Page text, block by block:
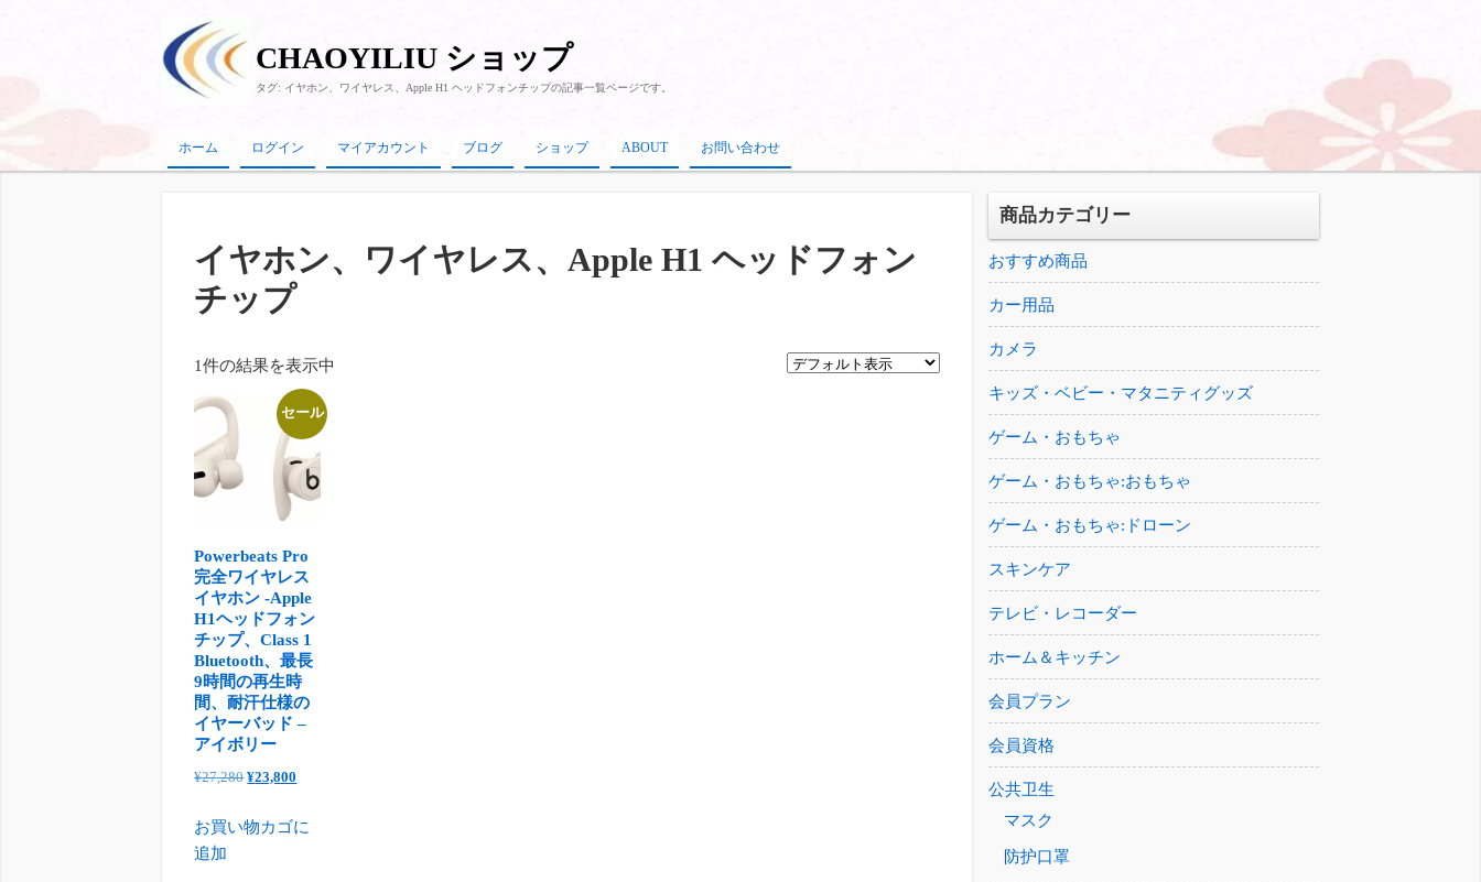
CHAOYILIU ショップ
タグ: イヤホン、ワイヤレス、Apple H1 ヘッドフォンチップの記事一覧ページです。
ホーム ログイン マイアカウント ブログ ショップ ABOUT お問い合わせ
イヤホン、ワイヤレス、Apple H1 ヘッドフォン
チップ
1件の結果を表示中
セール
Powerbeats Pro
完全ワイヤレス
イヤホン -Apple
H1ヘッドフォン
チップ、Class 1
Bluetooth、最長
9時間の再生時
間、耐汗仕様の
イヤーバッド –
アイボリー
¥27,280元
価
¥23,800
の
お買い物カゴに
追加
商品カテゴリー
おすすめ商品
カー用品
カメラ
キッズ・ベビー・マタニティグッズ
ゲーム・おもちゃ
ゲーム・おもちゃ:おもちゃ
ゲーム・おもちゃ:ドローン
スキンケア
テレビ・レコーダー
ホーム＆キッチン
会員プラン
会員資格
公共卫生
マスク
防护口罩